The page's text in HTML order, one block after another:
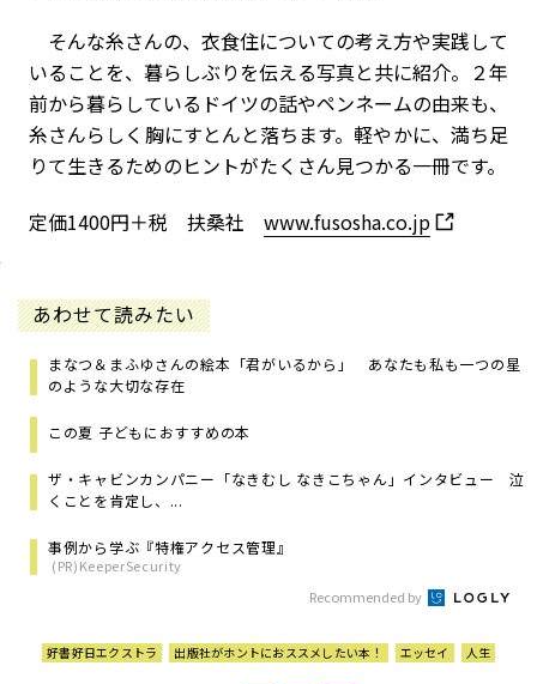
そんな糸さんの、衣食住についての考え方や実践して
いることを、暮らしぶりを伝える写真と共に紹介。２年
前から暮らしているドイツの話やペンネームの由来も、
糸さんらしく胸にすとんと落ちます。軽やかに、満ち足
りて生きるためのヒントがたくさん見つかる一冊です。
定価1400円＋税 扶桑社 www.fusosha.co.jp
あわせて読みたい
まなつ＆まふゆさんの絵本「君がいるから」 あなたも私も一つの星
のような大切な存在
この夏 子どもにおすすめの本
ザ・キャビンカンパニー「なきむし なきこちゃん」インタビュー 泣
くことを肯定し、...
事例から学ぶ『特権アクセス管理』
(PR)KeeperSecurity
Recommended by
好書好日エクストラ 出版社がホントにおススメしたい本！ エッセイ 人生